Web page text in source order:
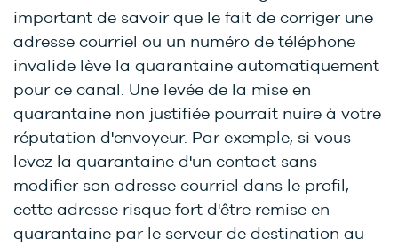
important de savoir que le fait de corriger une
adresse courriel ou un numéro de téléphone
invalide lève la quarantaine automatiquement
pour ce canal. Une levée de la mise en
quarantaine non justifiée pourrait nuire à votre
réputation d'envoyeur. Par exemple, si vous
levez la quarantaine d'un contact sans
modifier son adresse courriel dans le profil,
cette adresse risque fort d'être remise en
quarantaine par le serveur de destination au